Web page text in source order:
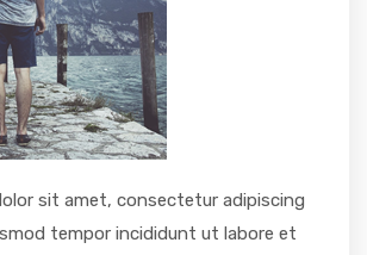
sit amet, consectetur adipiscing
tempor incididunt ut labore et